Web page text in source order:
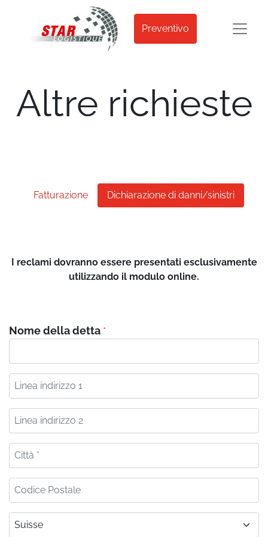
Preventivo
Altre richieste​
Fatturazione Dichiarazione di danni/sinistri
I reclami dovranno essere presentati esclusivamente
utilizzando il modulo online.
Nome della detta *